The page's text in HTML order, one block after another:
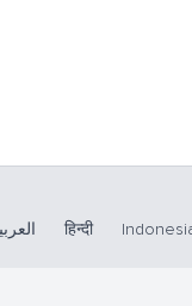
हिन्दी